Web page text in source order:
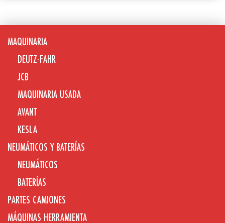
MAQUINARIA
DEUTZ-FAHR
JCB
MAQUINARIA USADA
AVANT
KESLA
NEUMÁTICOS Y BATERÍAS
NEUMÁTICOS
BATERÍAS
PARTES CAMIONES
MÁQUINAS HERRAMIENTA